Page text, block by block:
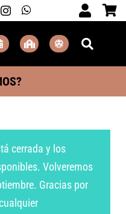
cerrada y los
Volveremos
Gracias por